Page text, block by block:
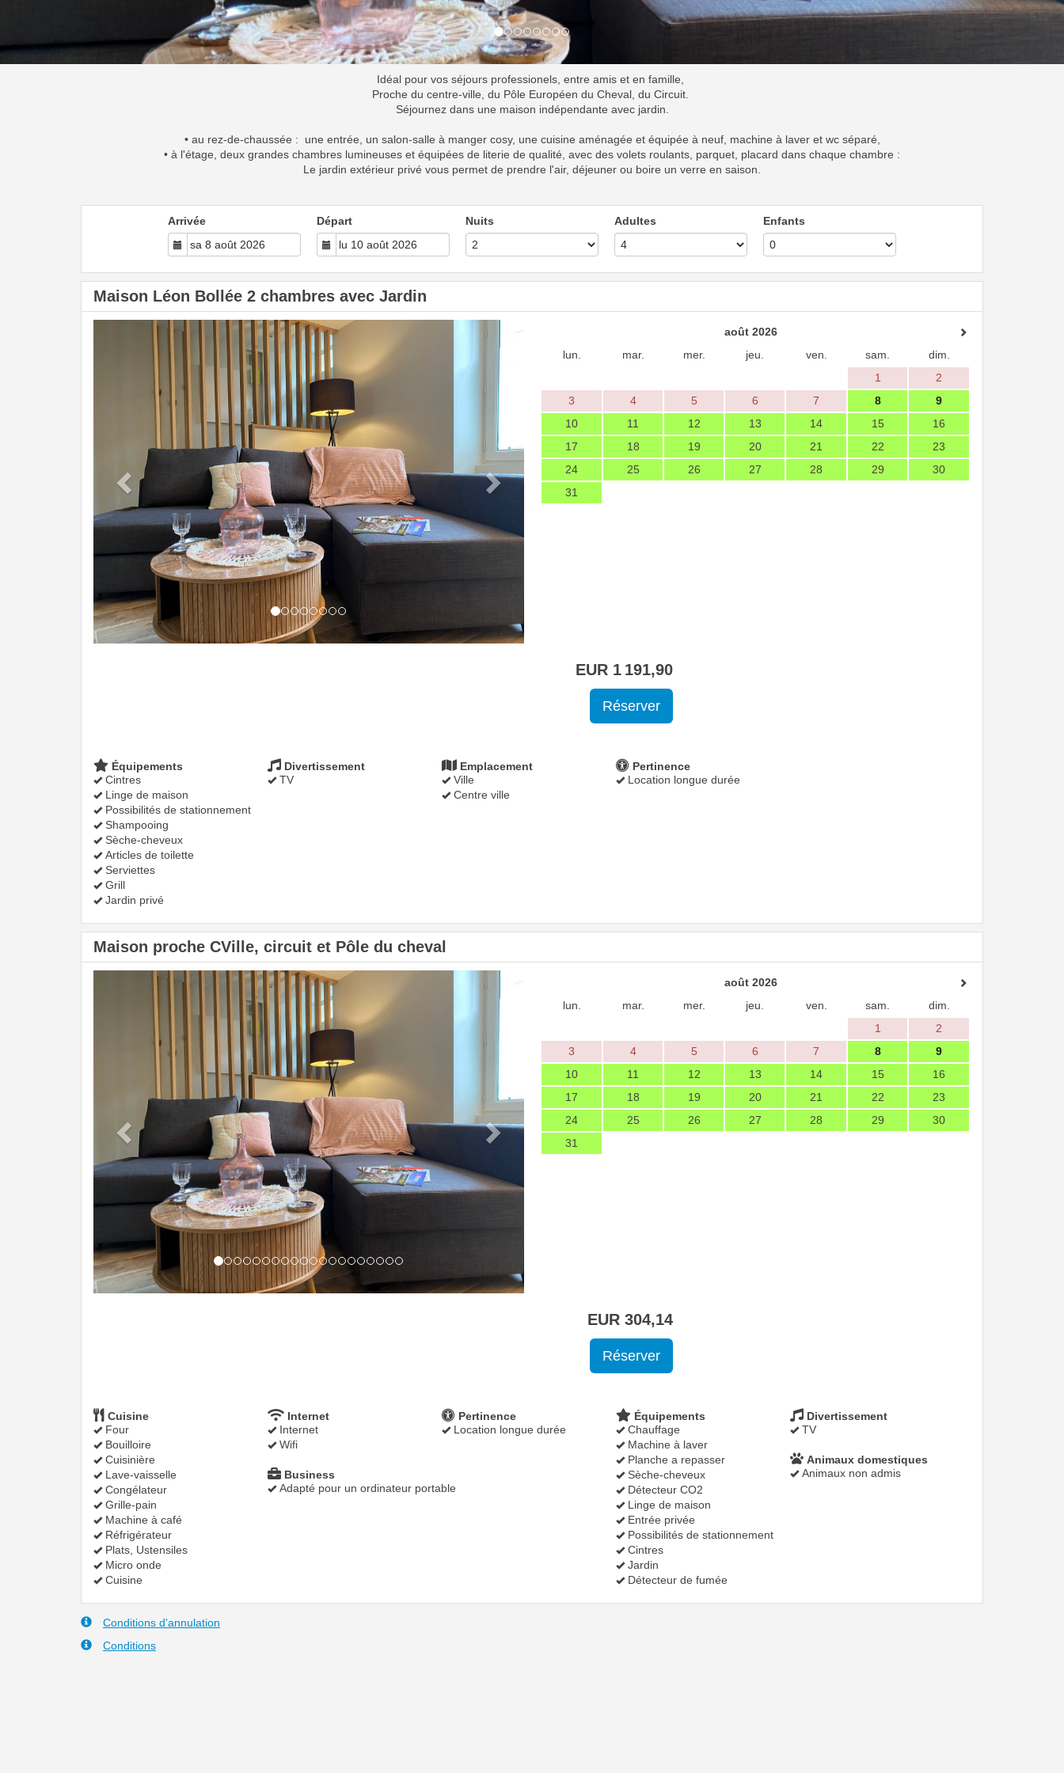
Idéal pour vos séjours professionels, entre amis et en famille,
Proche du centre-ville, du Pôle Européen du Cheval, du Circuit.
Séjournez dans une maison indépendante avec jardin.
• au rez-de-chaussée : une entrée, un salon-salle à manger cosy, une cuisine aménagée et équipée à neuf, machine à laver et wc séparé,
• à l'étage, deux grandes chambres lumineuses et équipées de literie de qualité, avec des volets roulants, parquet, placard dans chaque chambre :
Le jardin extérieur privé vous permet de prendre l'air, déjeuner ou boire un verre en saison.
Arrivée Départ Nuits Adultes Enfants
Maison Léon Bollée 2 chambres avec Jardin
Previous
Next
août 2026
lun.
mar. mer. jeu. ven. sam.
dim.
1
2
3
4 5 6 7 8
9
10
11 12 13 14 15
16
17
18 19 20 21 22
23
24
25 26 27 28 29
30
31
EUR 1 191,90
Équipements
Cintres
Linge de maison
Possibilités de stationnement
Shampooing
Sèche-cheveux
Articles de toilette
Serviettes
Grill
Jardin privé
Divertissement
TV
Emplacement
Ville
Centre ville
Pertinence
Location longue durée
Maison proche CVille, circuit et Pôle du cheval
Previous
Next
août 2026
lun.
mar. mer. jeu. ven. sam.
dim.
1
2
3
4 5 6 7 8
9
10
11 12 13 14 15
16
17
18 19 20 21 22
23
24
25 26 27 28 29
30
31
EUR 304,14
Cuisine
Four
Bouilloire
Cuisinière
Lave-vaisselle
Congélateur
Grille-pain
Machine à café
Réfrigérateur
Plats, Ustensiles
Micro onde
Cuisine
Internet
Internet
Wifi
Pertinence
Location longue durée
Équipements
Chauffage
Machine à laver
Planche a repasser
Sèche-cheveux
Détecteur CO2
Linge de maison
Entrée privée
Possibilités de stationnement
Cintres
Jardin
Détecteur de fumée
Business
Adapté pour un ordinateur portable
Divertissement
TV
Animaux domestiques
Animaux non admis
Conditions d'annulation
Conditions